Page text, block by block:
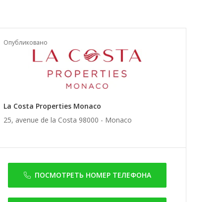
Опубликовано
La Costa Properties Monaco
25, avenue de la Costa 98000 - Monaco
ПОСМОТРЕТЬ НОМЕР ТЕЛЕФОНА